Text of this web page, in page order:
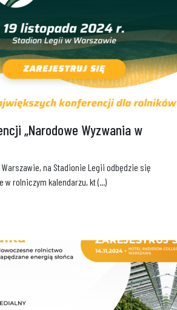
„Narodowe Wyzwania w
na Stadionie Legii odbędzie się
rolniczym kalendarzu, kt (...)